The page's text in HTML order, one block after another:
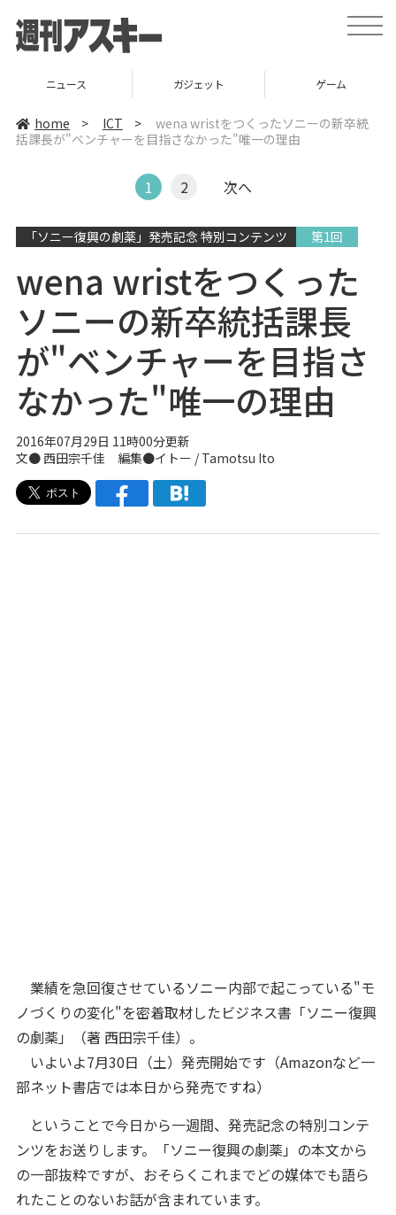
t
o
a
v
ニュース ガジェット ゲーム
home > ICT >
wena wristをつくったソニーの新卒統
括課長が"ベンチャーを目指さなかった"唯一の理由
1 2 次へ
「ソニー復興の劇薬」発売記念 特別コンテンツ 第1回
wena wristをつくった
ソニーの新卒統括課長
が"ベンチャーを目指さ
なかった"唯一の理由
2016年07月29日 11時00分更新
文● 西田宗千佳 編集●イトー / Tamotsu Ito
業績を急回復させているソニー内部で起こっている"モ
ノづくりの変化"を密着取材したビジネス書「ソニー復興
の劇薬」（著 西田宗千佳）。
いよいよ7月30日（土）発売開始です（Amazonなど一
部ネット書店では本日から発売ですね）
ということで今日から一週間、発売記念の特別コンテ
ンツをお送りします。「ソニー復興の劇薬」の本文から
の一部抜粋ですが、おそらくこれまでどの媒体でも語ら
れたことのないお話が含まれています。